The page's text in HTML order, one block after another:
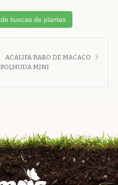
buscas de plantas
ACALIFA RABO DE MACACO
MINI